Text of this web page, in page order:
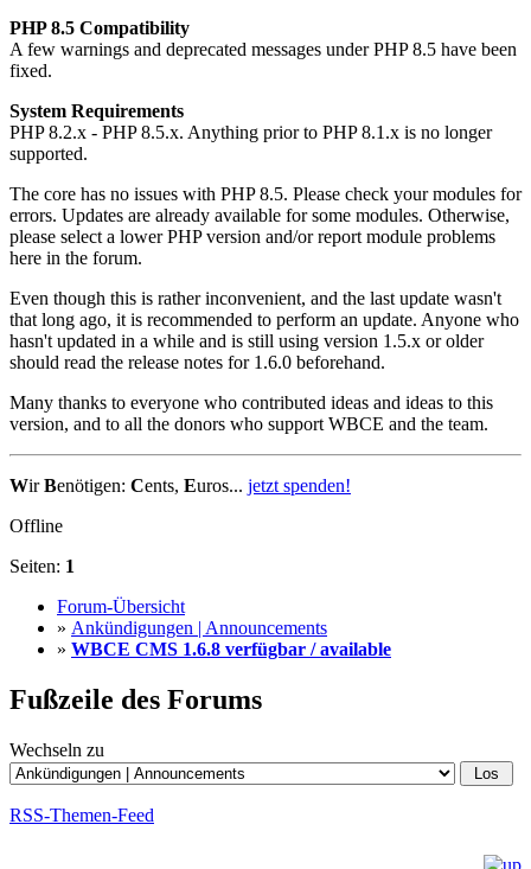
PHP 8.5 Compatibility
A few warnings and deprecated messages under PHP 8.5 have been
fixed.
System Requirements
PHP 8.2.x - PHP 8.5.x. Anything prior to PHP 8.1.x is no longer
supported.
The core has no issues with PHP 8.5. Please check your modules for
errors. Updates are already available for some modules. Otherwise,
please select a lower PHP version and/or report module problems
here in the forum.
Even though this is rather inconvenient, and the last update wasn't
that long ago, it is recommended to perform an update. Anyone who
hasn't updated in a while and is still using version 1.5.x or older
should read the release notes for 1.6.0 beforehand.
Many thanks to everyone who contributed ideas and ideas to this
version, and to all the donors who support WBCE and the team.
WirBenötigen: Cents, Euros... jetzt spenden!
Offline
Seiten: 1
Forum-Übersicht
» Ankündigungen | Announcements
» WBCE CMS 1.6.8 verfügbar / available
Fußzeile des Forums
Wechseln zu
RSS-Themen-Feed